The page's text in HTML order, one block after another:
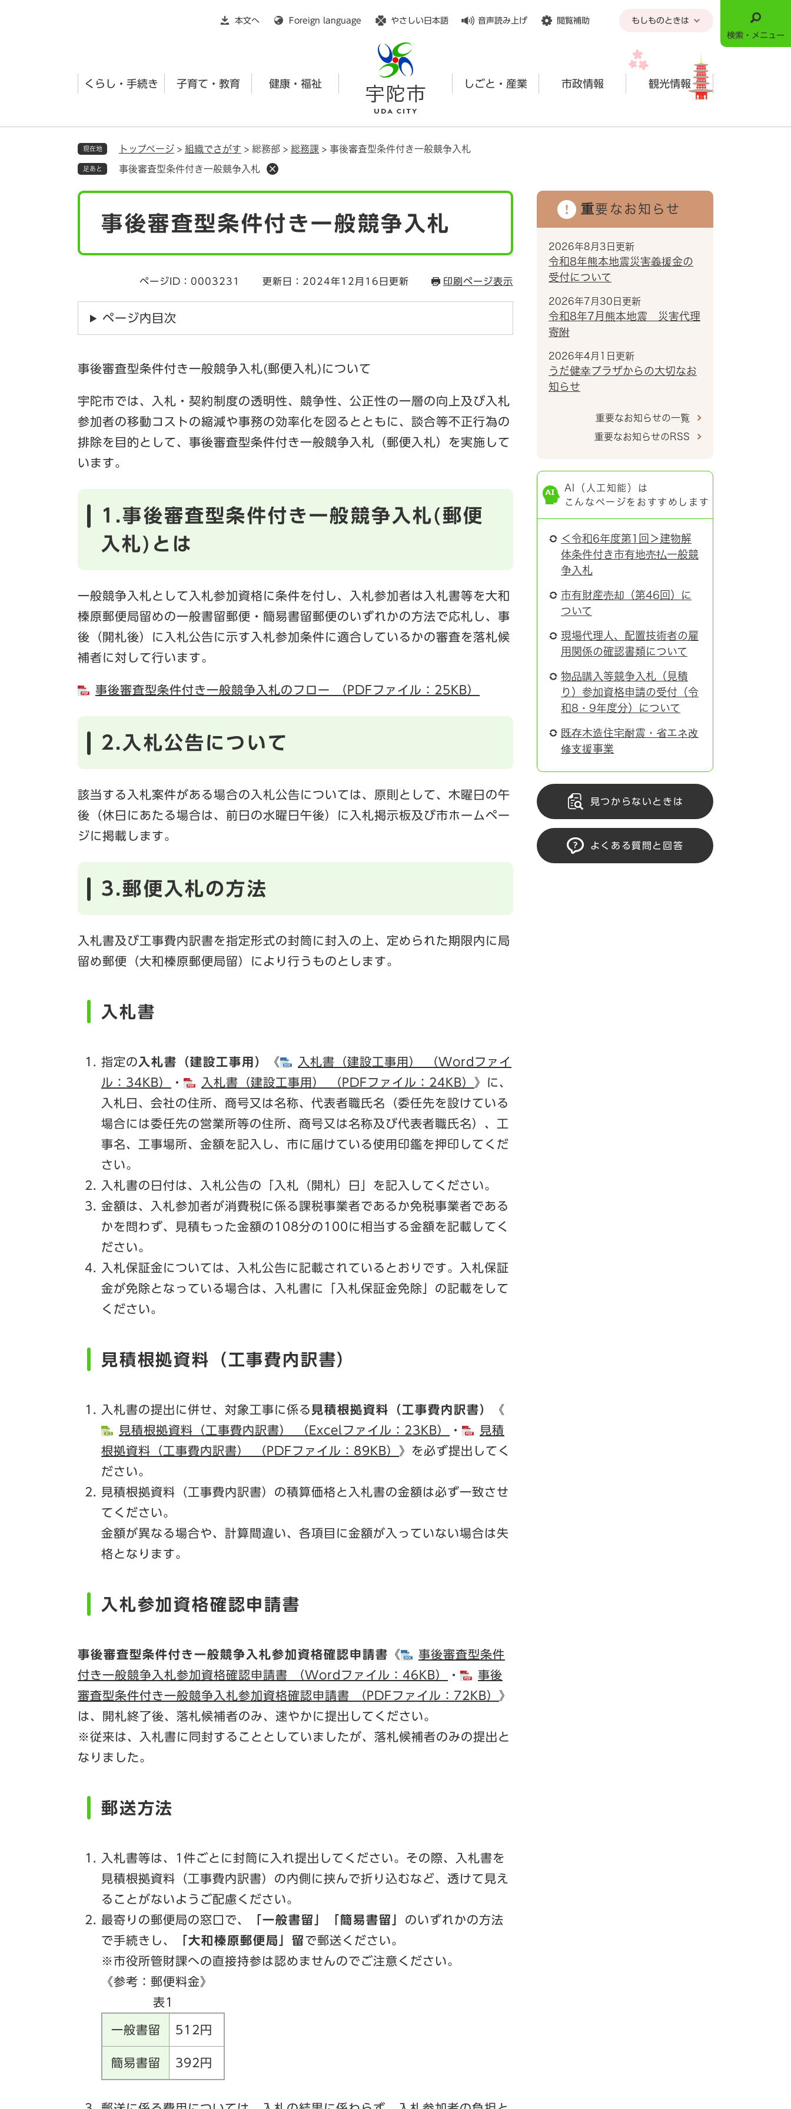
本文へ
Foreign language やさしい日本語 音声読み上げ 閲覧補助 もしものときは
くらし・手続き 子育て・教育 健康・福祉 しごと・産業 市政情報 観光情報
検索・メニュー
現在地 トップページ > 組織でさがす > 総務部 > 総務課 > 事後審査型条件付き一般競争入札
足あと 事後審査型条件付き一般競争入札
事後審査型条件付き一般競争入札
ページID：0003231 更新日：2024年12月16日更新 印刷ページ表示
ページ内目次
事後審査型条件付き一般競争入札(郵便入札)について
宇陀市では、入札・契約制度の透明性、競争性、公正性の一層の向上及び入札
参加者の移動コストの縮減や事務の効率化を図るとともに、談合等不正行為の
排除を目的として、事後審査型条件付き一般競争入札（郵便入札）を実施して
います。
1.事後審査型条件付き一般競争入札(郵便
入札)とは
一般競争入札として入札参加資格に条件を付し、入札参加者は入札書等を大和
榛原郵便局留めの一般書留郵便・簡易書留郵便のいずれかの方法で応札し、事
後（開札後）に入札公告に示す入札参加条件に適合しているかの審査を落札候
補者に対して行います。
事後審査型条件付き一般競争入札のフロー （PDFファイル：25KB）
2.入札公告について
該当する入札案件がある場合の入札公告については、原則として、木曜日の午
後（休日にあたる場合は、前日の水曜日午後）に入札掲示板及び市ホームペー
ジに掲載します。
3.郵便入札の方法
入札書及び工事費内訳書を指定形式の封筒に封入の上、定められた期限内に局
留め郵便（大和榛原郵便局留）により行うものとします。
入札書
指定の 入札書（建設工事用） 《​
入札書（建設工事用） （Wordファイ
ル：34KB）
・ ​入札書（建設工事用） （PDFファイル：24KB） 》に、
入札日、会社の住所、商号又は名称、代表者職氏名（委任先を設けている
場合には委任先の営業所等の住所、商号又は名称及び代表者職氏名）、工
事名、工事場所、金額を記入し、市に届けている使用印鑑を押印してくだ
さい。
入札書の日付は、入札公告の「入札（開札）日」を記入してください。
金額は、入札参加者が消費税に係る課税事業者であるか免税事業者である
かを問わず、見積もった金額の108分の100に相当する金額を記載してく
ださい。
入札保証金については、入札公告に記載されているとおりです。入札保証
金が免除となっている場合は、入札書に「入札保証金免除」の記載をして
ください。
見積根拠資料（工事費内訳書）
入札書の提出に併せ、対象工事に係る 見積根拠資料（工事費内訳書）
《
​見積根拠資料（工事費内訳書） （Excelファイル：23KB）
・​
見積
根拠資料（工事費内訳書） （PDFファイル：89KB） 》を必ず提出してく
ださい。
見積根拠資料（工事費内訳書）の積算価格と入札書の金額は必ず一致させ
てください。
金額が異なる場合や、計算間違い、各項目に金額が入っていない場合は失
格となります。
入札参加資格確認申請書
事後審査型条件付き一般競争入札参加資格確認申請書 《​
事後審査型条件
付き一般競争入札参加資格確認申請書 （Wordファイル：46KB）
・
事後
審査型条件付き一般競争入札参加資格確認申請書​ （PDFファイル：72KB） 》
は、開札終了後、落札候補者のみ、速やかに提出してください。
※従来は、入札書に同封することとしていましたが、落札候補者のみの提出と
なりました。
郵送方法
入札書等は、1件ごとに封筒に入れ提出してください。その際、入札書を
見積根拠資料（工事費内訳書）の内側に挟んで折り込むなど、透けて見え
ることがないようご配慮ください。
最寄りの郵便局の窓口で、
「一般書留」「簡易書留」 のいずれかの方法
で手続きし、
「大和榛原郵便局」留 で郵送ください。
※市役所管財課への直接持参は認めませんのでご注意ください。
《参考：郵便料金》
表1
一般書留 512円
簡易書留 392円
重要なお知らせ
2026年8月3日更新
令和8年熊本地震災害義援金の
受付について
2026年7月30日更新
令和8年7月熊本地震 災害代理
寄附
2026年4月1日更新
うだ健幸プラザからの大切なお
知らせ
重要なお知らせの一覧
重要なお知らせのRSS
AI（人工知能）は
こんなページをおすすめします
＜令和6年度第1回＞建物解
体条件付き市有地売払一般競
争入札
市有財産売却（第46回）に
ついて
現場代理人、配置技術者の雇
用関係の確認書類について
物品購入等競争入札（見積
り）参加資格申請の受付（令
和8・9年度分）について
既存木造住宅耐震・省エネ改
修支援事業
見つからないときは
よくある質問と回答